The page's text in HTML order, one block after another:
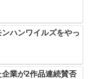
ンハンワイルズをやっ
企業が2作品連続賛否